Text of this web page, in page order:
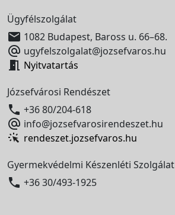
Ügyfélszolgálat
 1082 Budapest, Baross u. 66–68.
 ugyfelszolgalat@jozsefvaros.hu
 Nyitvatartás
Józsefvárosi Rendészet
 +36 80/204-618
 info@jozsefvarosirendeszet.hu
rendeszet.jozsefvaros.hu
Gyermekvédelmi Készenléti Szolgálat
 +36 30/493-1925